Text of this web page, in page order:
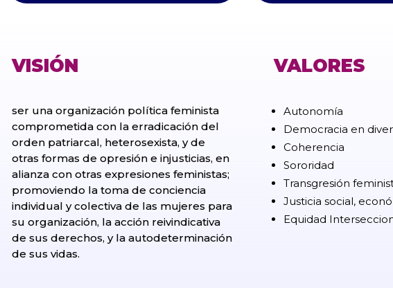
VISIÓN
ser una organización política feminista
comprometida con la erradicación del
orden patriarcal, heterosexista, y de
otras formas de opresión e injusticias, en
alianza con otras expresiones feministas;
promoviendo la toma de conciencia
individual y colectiva de las mujeres para
su organización, la acción reivindicativa
de sus derechos, y la autodeterminación
de sus vidas.
VALORES
Autonomía
Democracia en
Coherencia
Sororidad
Transgresión
Justicia social,
Equidad